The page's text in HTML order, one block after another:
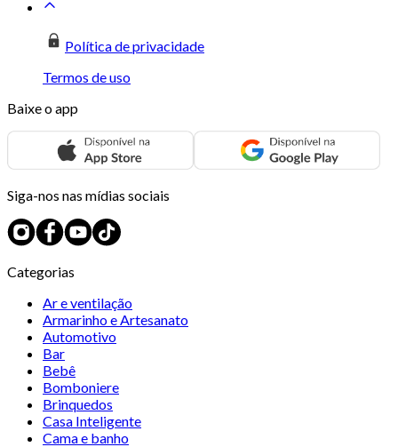
Política de privacidade
Termos de uso
Baixe o app
Siga-nos nas mídias sociais
Categorias
Ar e ventilação
Armarinho e Artesanato
Automotivo
Bar
Bebê
Bomboniere
Brinquedos
Casa Inteligente
Cama e banho